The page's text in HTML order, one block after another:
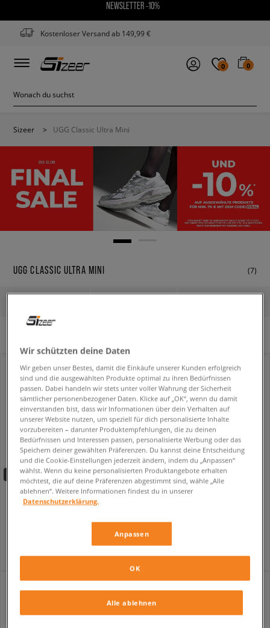
NEWSLETTER -10%
Kostenloser Versand ab 149,99 €
0 0
Sizeer > UGG Classic Ultra Mini
UGG CLASSIC ULTRA MINI (7)
-10% ab 70€ mit dem Code:FINAL
UGG CLASSIC ULTRA MINI PLATFORM
kinder
159,99 €
161,99 €
Wir schützten deine Daten
Wir geben unser Bestes, damit die Einkäufe unserer Kunden erfolgreich
sind und die ausgewählten Produkte optimal zu ihren Bedürfnissen
passen. Dabei handeln wir stets unter voller Wahrung der Sicherheit
sämtlicher personenbezogener Daten. Klicke auf „OK“, wenn du damit
einverstanden bist, dass wir Informationen über dein Verhalten auf
unserer Website nutzen, um speziell für dich personalisierte Inhalte
vorzubereiten – darunter Produktempfehlungen, die zu deinen
Bedürfnissen und Interessen passen, personalisierte Werbung oder das
Speichern deiner gewählten Präferenzen. Du kannst deine Entscheidung
und die Cookie-Einstellungen jederzeit ändern, indem du „Anpassen“
wählst. Wenn du keine personalisierten Produktangebote erhalten
möchtest, die auf deine Präferenzen abgestimmt sind, wähle „Alle
ablehnen“. Weitere Informationen findest du in unserer
Datenschutzerklärung.
Anpassen
Alle ablehnen
OK